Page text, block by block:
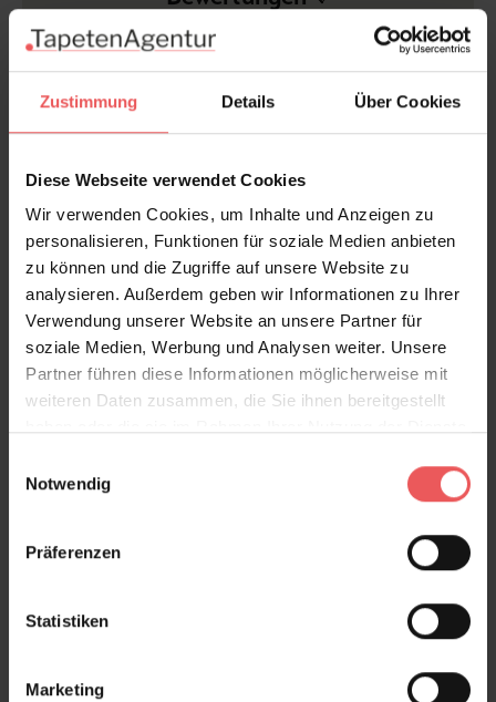
Zustimmung Details Über Cookies
Diese Webseite verwendet Cookies
Wir verwenden Cookies, um Inhalte und Anzeigen zu
personalisieren, Funktionen für soziale Medien anbieten
zu können und die Zugriffe auf unsere Website zu
analysieren. Außerdem geben wir Informationen zu Ihrer
Verwendung unserer Website an unsere Partner für
soziale Medien, Werbung und Analysen weiter. Unsere
Partner führen diese Informationen möglicherweise mit
weiteren Daten zusammen, die Sie ihnen bereitgestellt
Notwendig
Präferenzen
Statistiken
Marketing
Sie haben Fragen zum Produkt?
+49 (0)221 932 81 82
Produktgalerie überspringen
Varianten